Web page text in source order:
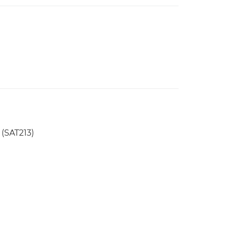
(SAT213)